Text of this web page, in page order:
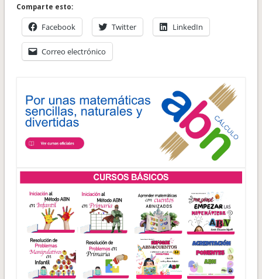
Comparte esto:
Facebook Twitter LinkedIn
Correo electrónico